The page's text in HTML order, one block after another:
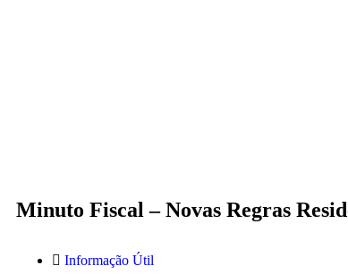
Minuto Fiscal – Novas Regras
Informação Útil